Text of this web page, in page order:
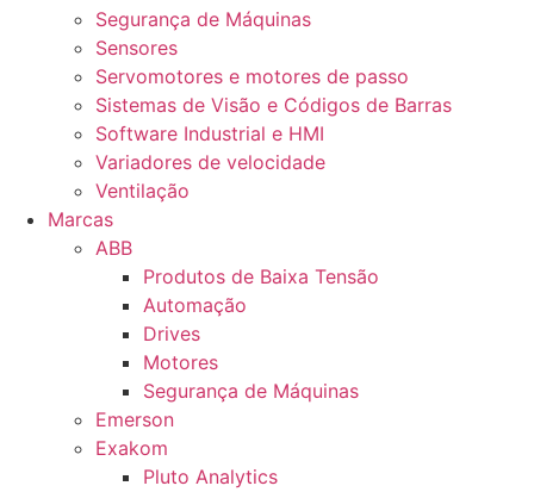
Segurança de Máquinas
Sensores
Servomotores e motores de passo
Sistemas de Visão e Códigos de Barras
Software Industrial e HMI
Variadores de velocidade
Ventilação
Marcas
ABB
Produtos de Baixa Tensão
Automação
Drives
Motores
Segurança de Máquinas
Emerson
Exakom
Pluto Analytics